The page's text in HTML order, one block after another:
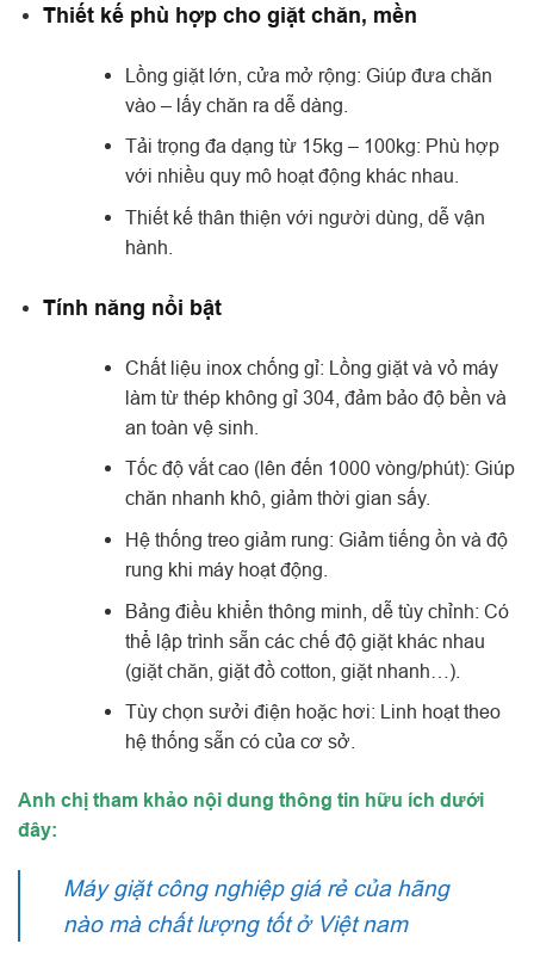
Thiết kế phù hợp cho giặt chăn, mền
Lồng giặt lớn, cửa mở rộng: Giúp đưa chăn
vào – lấy chăn ra dễ dàng.
Tải trọng đa dạng từ 15kg – 100kg: Phù hợp
với nhiều quy mô hoạt động khác nhau.
Thiết kế thân thiện với người dùng, dễ vận
hành.
Tính năng nổi bật
Chất liệu inox chống gỉ: Lồng giặt và vỏ máy
làm từ thép không gỉ 304, đảm bảo độ bền và
an toàn vệ sinh.
Tốc độ vắt cao (lên đến 1000 vòng/phút): Giúp
chăn nhanh khô, giảm thời gian sấy.
Hệ thống treo giảm rung: Giảm tiếng ồn và độ
rung khi máy hoạt động.
Bảng điều khiển thông minh, dễ tùy chỉnh: Có
thể lập trình sẵn các chế độ giặt khác nhau
(giặt chăn, giặt đồ cotton, giặt nhanh…).
Tùy chọn sưởi điện hoặc hơi: Linh hoạt theo
hệ thống sẵn có của cơ sở.
Anh chị tham khảo nội dung thông tin hữu ích dưới
đây:
Máy giặt công nghiệp giá rẻ của hãng
nào mà chất lượng tốt ở Việt nam